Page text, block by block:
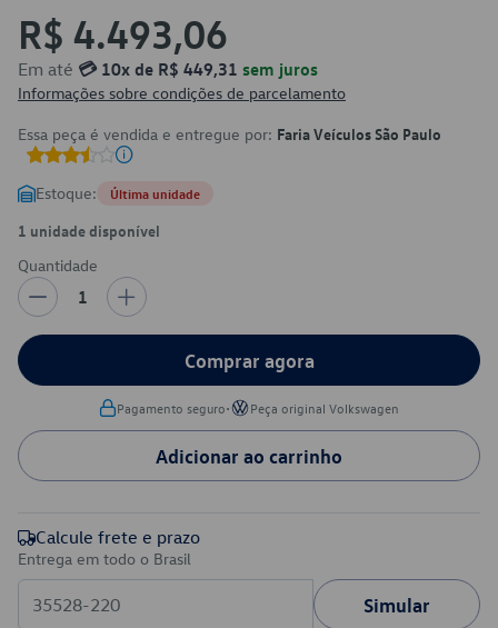
R$ 4.493,06
Em até 💳 10x de R$ 449,31 sem juros
Informações sobre condições de parcelamento
Essa peça é vendida e entregue por: Faria Veículos São Paulo
Estoque: Última unidade
1 unidade disponível
Quantidade
1
Comprar agora
Pagamento seguro• Peça original Volkswagen
Adicionar ao carrinho
Calcule frete e prazo
Entrega em todo o Brasil
Simular